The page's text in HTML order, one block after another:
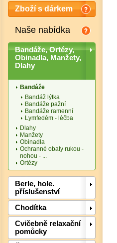
Zboží s dárkem
Naše nabídka
Bandáže, Ortézy,
Obinadla, Manžety,
Dlahy
Bandáže
Bandáž lýtka
Bandáže pažní
Bandáže ramenní
Lymfedém - léčba
Dlahy
Manžety
Obinadla
Ochranné obaly rukou -
nohou - ...
Ortézy
Berle, hole.
příslušenství
Chodítka
Cvičebně relaxační
pomůcky